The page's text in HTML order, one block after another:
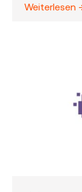
Flächen bei
Weiterlesen